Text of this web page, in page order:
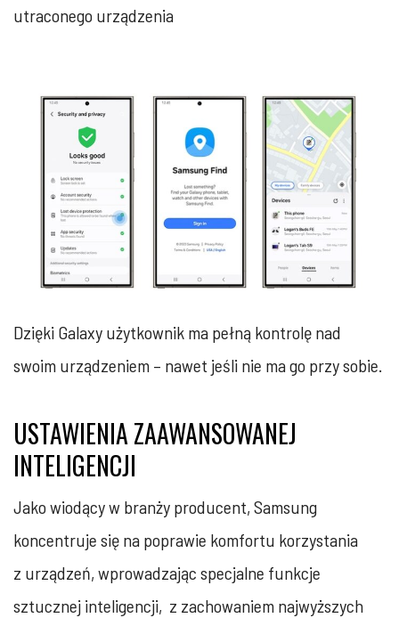
utraconego urządzenia
Dzięki Galaxy użytkownik ma pełną kontrolę nad
swoim urządzeniem – nawet jeśli nie ma go przy sobie.
USTAWIENIA ZAAWANSOWANEJ
INTELIGENCJI
Jako wiodący w branży producent, Samsung
koncentruje się na poprawie komfortu korzystania
z urządzeń, wprowadzając specjalne funkcje
sztucznej inteligencji, z zachowaniem najwyższych